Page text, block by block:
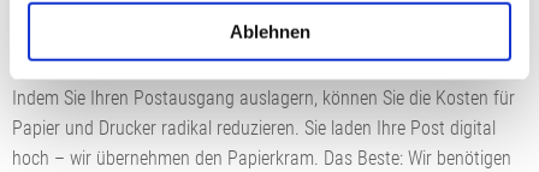
Ablehnen
Kostenersparnis mit elektronischem
Postversand
Indem Sie Ihren Postausgang auslagern, können Sie die Kosten für
Papier und Drucker radikal reduzieren. Sie laden Ihre Post digital
hoch – wir übernehmen den Papierkram. Das Beste: Wir benötigen